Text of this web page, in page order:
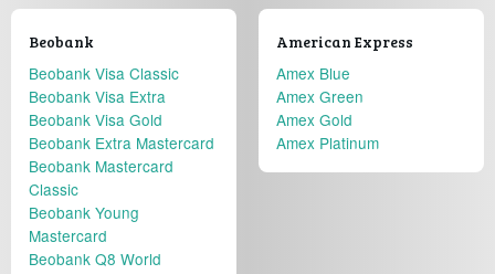
Beobank
Beobank Visa Classic
Beobank Visa Extra
Beobank Visa Gold
Beobank Extra Mastercard
Beobank Mastercard
Classic
Beobank Young
Mastercard
Beobank Q8 World
American Express
Amex Blue
Amex Green
Amex Gold
Amex Platinum